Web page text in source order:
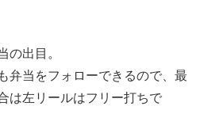
の出目。
弁当をフォローできるので、最
は左リールはフリー打ちで